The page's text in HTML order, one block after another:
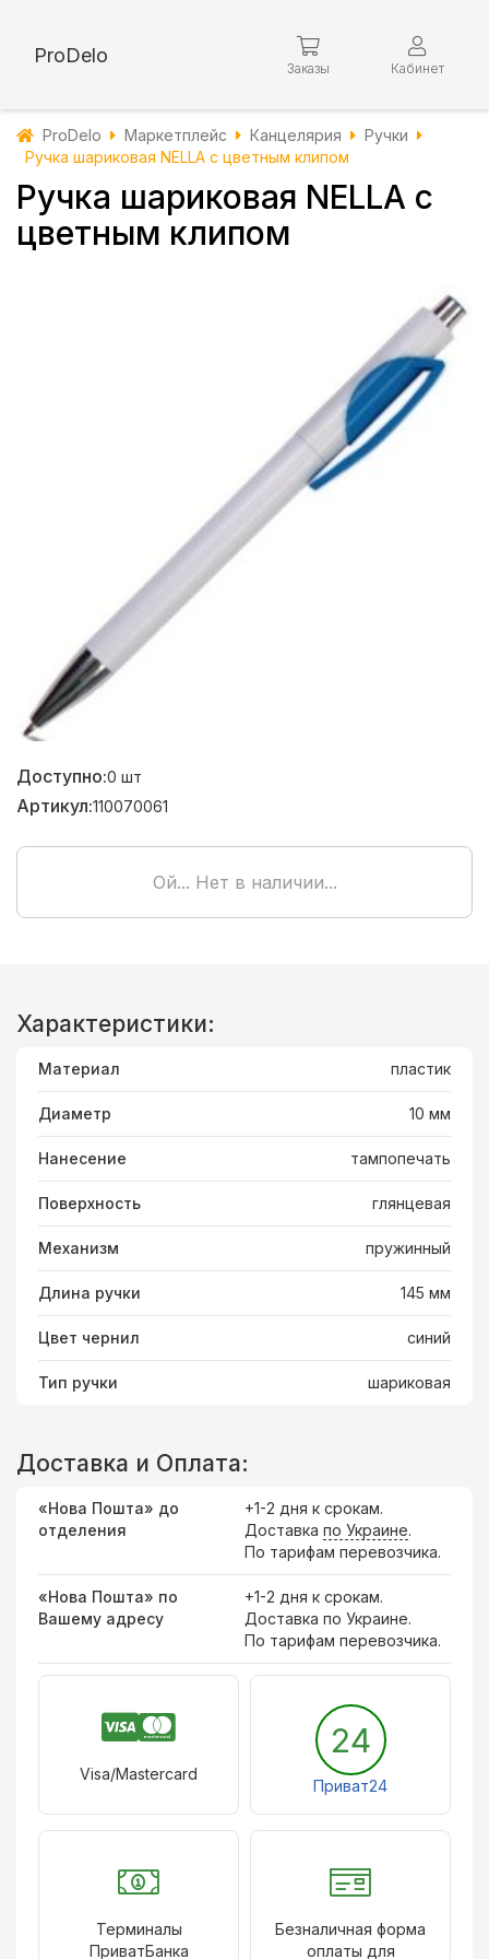
ProDelo
Заказы Кабинет
ProDelo Маркетплейс Канцелярия
Ручки
Ручка шариковая NELLA с цветным клипом
Ручка шариковая NELLA с
цветным клипом
Доступно:0 шт
Артикул:110070061
Ой... Нет в наличии...
Характеристики:
Материал пластик
Диаметр 10 мм
Нанесение тампопечать
Поверхность глянцевая
Механизм пружинный
Длина ручки 145 мм
Цвет чернил синий
Тип ручки шариковая
Доставка и Оплата:
«Нова Пошта» до
отделения
+1-2 дня к срокам.
Доставка по Украине.
По тарифам перевозчика.
«Нова Пошта» по
Вашему адресу
+1-2 дня к срокам.
Доставка по Украине.
По тарифам перевозчика.
Visa/Mastercard
24
Приват24
Терминалы
ПриватБанка
Безналичная форма
оплаты для